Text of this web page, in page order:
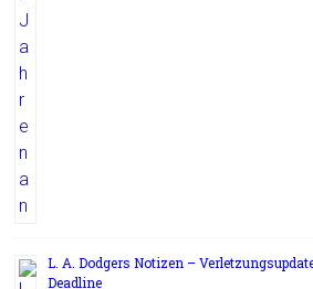
L. A. Dodgers Notizen –
Deadline